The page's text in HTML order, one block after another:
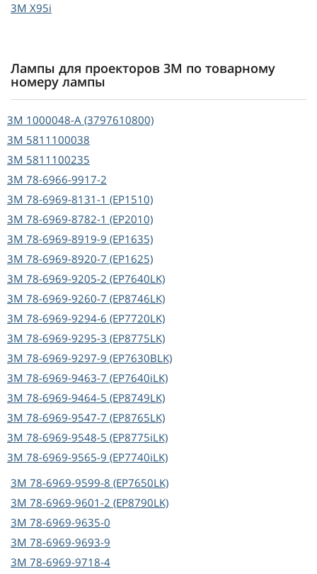
3M X95i
Лампы для проекторов 3M по товарному
номеру лампы
3M 1000048-A (3797610800)
3M 5811100038
3M 5811100235
3M 78-6966-9917-2
3M 78-6969-8131-1 (EP1510)
3M 78-6969-8782-1 (EP2010)
3M 78-6969-8919-9 (EP1635)
3M 78-6969-8920-7 (EP1625)
3M 78-6969-9205-2 (EP7640LK)
3M 78-6969-9260-7 (EP8746LK)
3M 78-6969-9294-6 (EP7720LK)
3M 78-6969-9295-3 (EP8775LK)
3M 78-6969-9297-9 (EP7630BLK)
3M 78-6969-9463-7 (EP7640iLK)
3M 78-6969-9464-5 (EP8749LK)
3M 78-6969-9547-7 (EP8765LK)
3M 78-6969-9548-5 (EP8775iLK)
3M 78-6969-9565-9 (EP7740iLK)
3M 78-6969-9599-8 (EP7650LK)
3M 78-6969-9601-2 (EP8790LK)
3M 78-6969-9635-0
3M 78-6969-9693-9
3M 78-6969-9718-4